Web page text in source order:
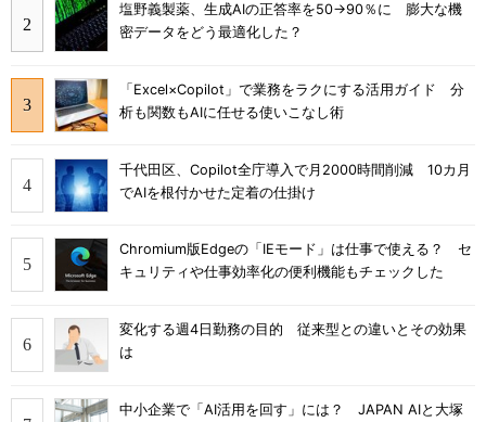
塩野義製薬、生成AIの正答率を50→90％に 膨大な機
密データをどう最適化した？
「Excel×Copilot」で業務をラクにする活用ガイド 分
析も関数もAIに任せる使いこなし術
千代田区、Copilot全庁導入で月2000時間削減 10カ月
でAIを根付かせた定着の仕掛け
Chromium版Edgeの「IEモード」は仕事で使える？ セ
キュリティや仕事効率化の便利機能もチェックした
変化する週4日勤務の目的 従来型との違いとその効果
は
中小企業で「AI活用を回す」には？ JAPAN AIと大塚